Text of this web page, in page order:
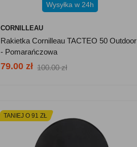
Wysyłka w 24h
CORNILLEAU
Rakietka Cornilleau TACTEO 50 Outdoor
- Pomarańczowa
79.00 zł 100.00 zł
TANIEJ O 91 ZŁ